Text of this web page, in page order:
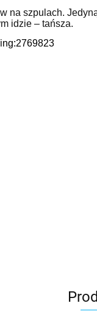
na szpulach.
idzie – tańsza.